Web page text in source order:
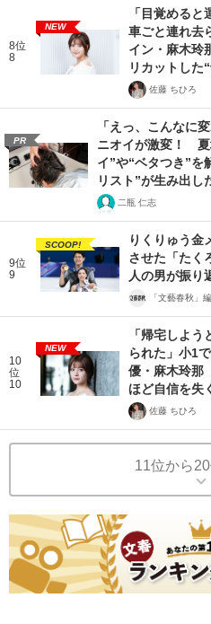
8位
8
NEW
「目覚める
車ごと連れ去
イン・麻木玲
リカットした
佐藤 ちひろ
PR
「えっ、こんなに
ニオイが激変！ 夏
イ”や“ベタつき”を
リスト”が生み出し
二瓶 仁志
9位
9
SCOOP!
りくりゅう金
させた「た
人の男が振り
「文藝春秋」
10
位
10
NEW
「帰宅しよ
られた」小1
優・麻木玲那
ほど自信を失
佐藤 ちひろ
11位から